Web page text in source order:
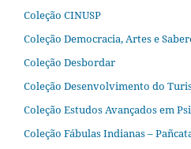
Coleção CINUSP
Coleção Democracia, Artes e
Coleção Desbordar
Coleção Desenvolvimento do
Coleção Estudos Avançados em
Coleção Fábulas Indianas –